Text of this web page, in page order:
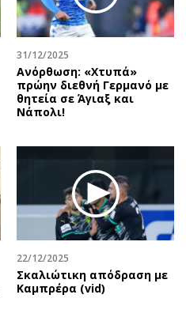
31/12/2025
Ανόρθωση: «Χτυπά»
πρώην διεθνή Γερμανό με
θητεία σε Άγιαξ και
Νάπολι!
22/12/2025
Σκαλιώτικη απόδραση με
Καμπρέρα (vid)